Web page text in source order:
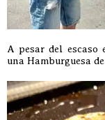
A pesar del escaso
una Hamburguesa